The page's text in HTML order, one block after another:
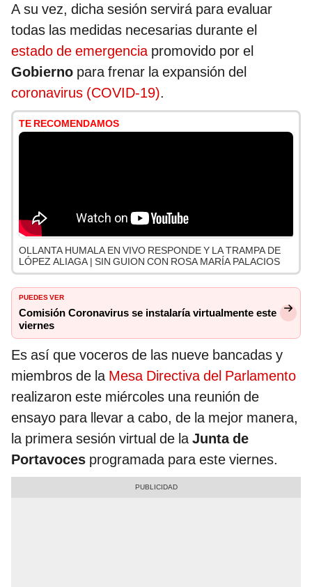
A su vez, dicha sesión servirá para evaluar
todas las medidas necesarias durante el
estado de emergenciapromovido por el
Gobierno para frenar la expansión del
coronavirus (COVID-19).
TE RECOMENDAMOS
OLLANTA HUMALA EN VIVO RESPONDE Y LA TRAMPA DE
LÓPEZ ALIAGA | SIN GUION CON ROSA MARÍA PALACIOS
PUEDES VER
Comisión Coronavirus se instalaría virtualmente este
viernes
Es así que voceros de las nueve bancadas y
miembros de la Mesa Directiva del Parlamento
realizaron este miércoles una reunión de
ensayo para llevar a cabo, de la mejor manera,
la primera sesión virtual de laJunta de
Portavoces programada para este viernes.